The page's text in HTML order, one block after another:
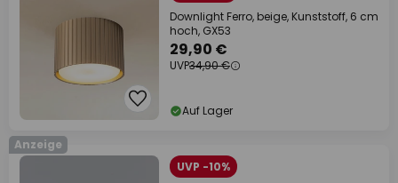
Downlight Ferro, beige, Kunststoff, 6 cm
hoch, GX53
29,90 €
UVP34,90 €
Auf Lager
Anzeige
UVP -10%